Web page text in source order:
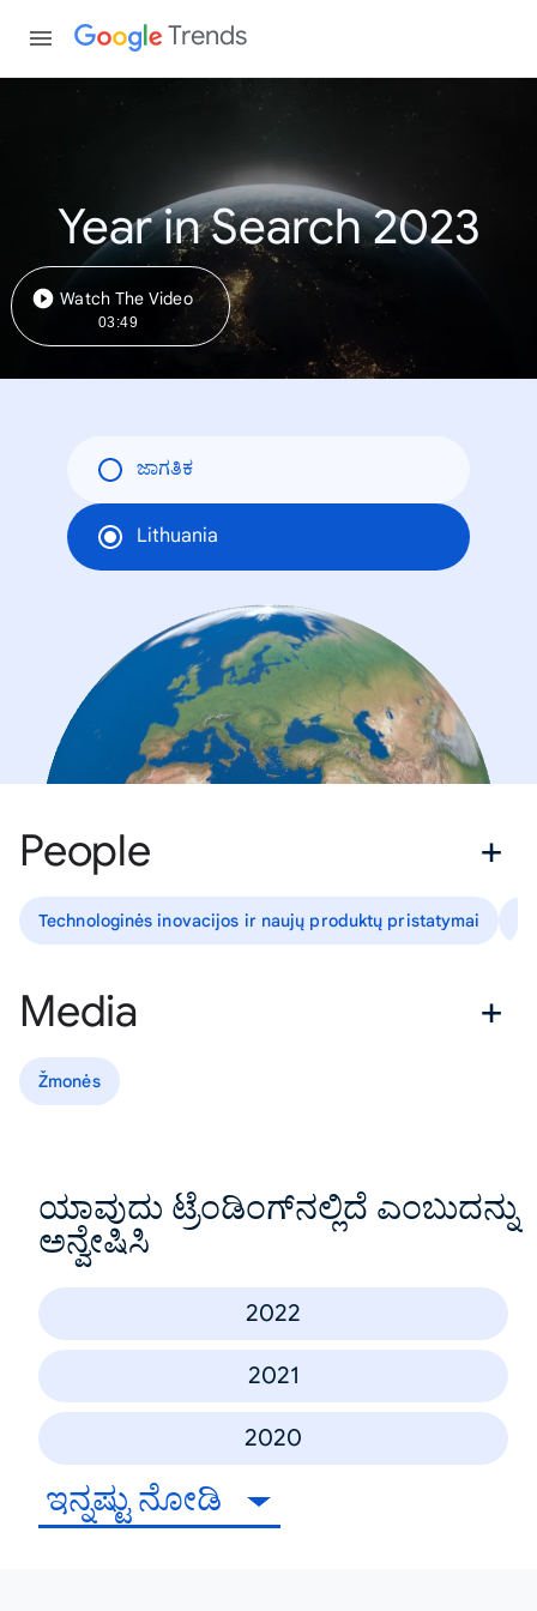
Trends
Year in Search 2023
Watch The Video
03:49
ಜಾಗತಿಕ
Lithuania
People
Technologinės inovacijos ir naujų produktų pristatymai
Media
Žmonės
ಯಾವುದು ಟ್ರೆಂಡಿಂಗ್‌ನಲ್ಲಿದೆ ಎಂಬುದನ್ನು
ಅನ್ವೇಷಿಸಿ
2022
2021
2020
ಇನ್ನಷ್ಟು ನೋಡಿ